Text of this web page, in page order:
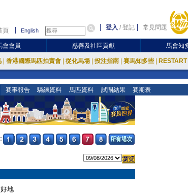
頁 English 登入 /登記 常見問題
會會員 慈善及社區貢獻 馬會知
香港國際馬匹拍賣會 從化馬場 投注指南 賽馬知多些 RESTART
賽事報告 騎練資料 馬匹資料 試閘結果 賽期表
好地